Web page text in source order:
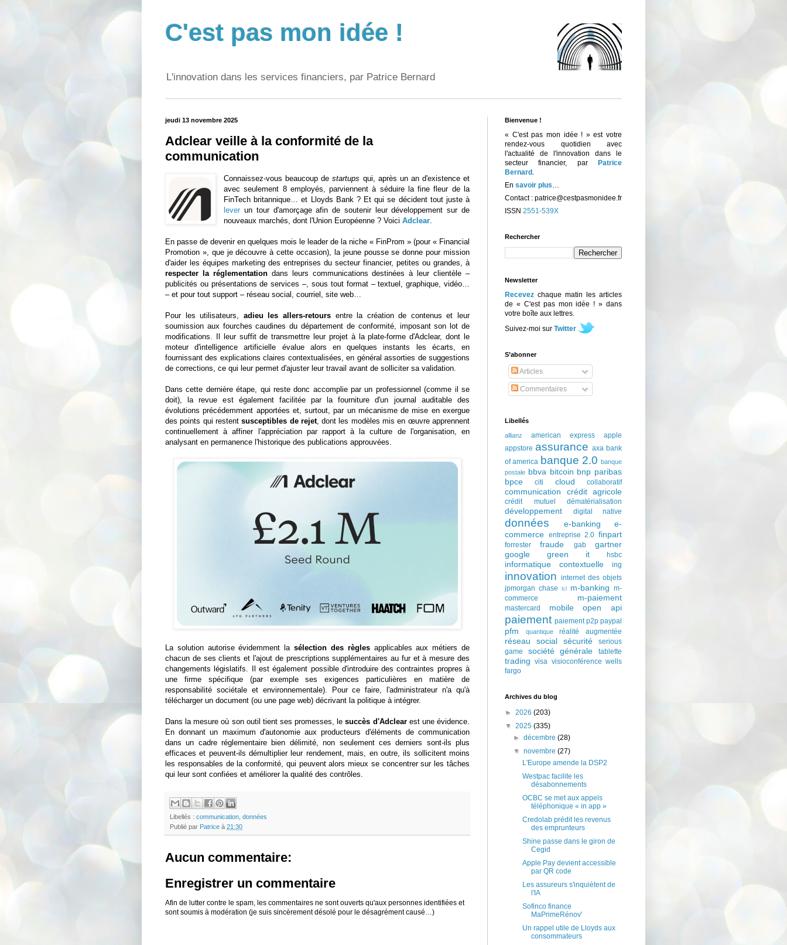
C'est pas mon idée !
L'innovation dans les services financiers, par Patrice Bernard
jeudi 13 novembre 2025
Adclear veille à la conformité de la
communication
Connaissez-vous beaucoup destartups qui, après un an d'existence et
avec seulement 8 employés, parviennent à séduire la fine fleur de la
FinTech britannique… et Lloyds Bank ? Et qui se décident tout juste à
lever un tour d'amorçage afin de soutenir leur développement sur de
nouveaux marchés, dont l'Union Européenne ? VoiciAdclear.
En passe de devenir en quelques mois le leader de la niche « FinProm » (pour « Financial
Promotion », que je découvre à cette occasion), la jeune pousse se donne pour mission
d'aider les équipes marketing des entreprises du secteur financier, petites ou grandes, à
respecter la réglementationdans leurs communications destinées à leur clientèle –
publicités ou présentations de services –, sous tout format – textuel, graphique, vidéo…
– et pour tout support – réseau social, courriel, site web…
Pour les utilisateurs, adieu les allers-retoursentre la création de contenus et leur
soumission aux fourches caudines du département de conformité, imposant son lot de
modifications. Il leur suffit de transmettre leur projet à la plate-forme d'Adclear, dont le
moteur d'intelligence artificielle évalue alors en quelques instants les écarts, en
fournissant des explications claires contextualisées, en général assorties de suggestions
de corrections, ce qui leur permet d'ajuster leur travail avant de solliciter sa validation.
Dans cette dernière étape, qui reste donc accomplie par un professionnel (comme il se
doit), la revue est également facilitée par la fourniture d'un journal auditable des
évolutions précédemment apportées et, surtout, par un mécanisme de mise en exergue
des points qui restentsusceptibles de rejet, dont les modèles mis en œuvre apprennent
continuellement à affiner l'appréciation par rapport à la culture de l'organisation, en
analysant en permanence l'historique des publications approuvées.
La solution autorise évidemment lasélection des règlesapplicables aux métiers de
chacun de ses clients et l'ajout de prescriptions supplémentaires au fur et à mesure des
changements législatifs. Il est également possible d'introduire des contraintes propres à
une firme spécifique (par exemple ses exigences particulières en matière de
responsabilité sociétale et environnementale). Pour ce faire, l'administrateur n'a qu'à
télécharger un document (ou une page web) décrivant la politique à intégrer.
Dans la mesure où son outil tient ses promesses, lesuccès d'Adclearest une évidence.
En donnant un maximum d'autonomie aux producteurs d'éléments de communication
dans un cadre réglementaire bien délimité, non seulement ces derniers sont-ils plus
efficaces et peuvent-ils démultiplier leur rendement, mais, en outre, ils sollicitent moins
les responsables de la conformité, qui peuvent alors mieux se concentrer sur les tâches
qui leur sont confiées et améliorer la qualité des contrôles.
Libellés : communication, données
Publié par Patrice à 21:30
Aucun commentaire:
Enregistrer un commentaire
Afin de lutter contre le spam, les commentaires ne sont ouverts qu'aux personnes identifiées et
sont soumis à modération (je suis sincèrement désolé pour le désagrément causé…)
Bienvenue !
« C'est pas mon idée ! » est votre
rendez-vous quotidien avec
l'actualité de l'innovation dans le
secteur financier, par
Patrice
Bernard .
En savoir plus…
Contact : patrice@cestpasmonidee.fr
ISSN 2551-539X
Rechercher
Newsletter
Recevez chaque matin les articles
de « C'est pas mon idée ! » dans
votre boîte aux lettres.
Suivez-moi sur Twitter
S’abonner
Articles
Commentaires
Libellés
allianz american express
apple
appstore assurance axa bank
of america banque 2.0 banque
postale bbva bitcoin bnp paribas
bpce
citi cloud collaboratif
communication crédit agricole
crédit mutuel dématérialisation
développement digital native
données e-banking
e-
commerce entreprise 2.0 finpart
forrester fraude gab
gartner
google
green it hsbc
informatique contextuelle ing
innovation internet des objets
jpmorgan chase
lcl m-banking m-
commerce
m-paiement
mastercard mobile open api
paiement paiement p2p paypal
pfm quantique réalité augmentée
réseau social sécurité
serious
game
société générale tablette
trading visa visioconférence wells
fargo
Archives du blog
► 2026 (203)
▼ 2025 (335)
►décembre(28)
▼novembre(27)
L'Europe amende la DSP2
Westpac facilite les
désabonnements
OCBC se met aux appels
téléphonique « in app »
Credolab prédit les revenus
des emprunteurs
Shine passe dans le giron de
Cegid
Apple Pay devient accessible
par QR code
Les assureurs s'inquiètent de
l'IA
Sofinco finance
MaPrimeRénov'
Un rappel utile de Lloyds aux
consommateurs